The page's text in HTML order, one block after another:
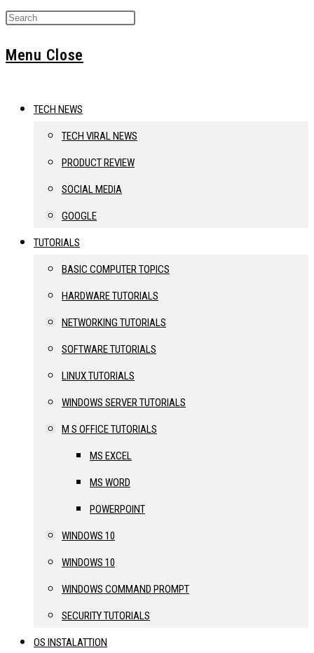
Menu Close
TECH NEWS
TECH VIRAL NEWS
PRODUCT REVIEW
SOCIAL MEDIA
GOOGLE
TUTORIALS
BASIC COMPUTER TOPICS
HARDWARE TUTORIALS
NETWORKING TUTORIALS
SOFTWARE TUTORIALS
LINUX TUTORIALS
WINDOWS SERVER TUTORIALS
M S OFFICE TUTORIALS
MS EXCEL
MS WORD
POWERPOINT
WINDOWS 10
WINDOWS 10
WINDOWS COMMAND PROMPT
SECURITY TUTORIALS
OS INSTALATTION